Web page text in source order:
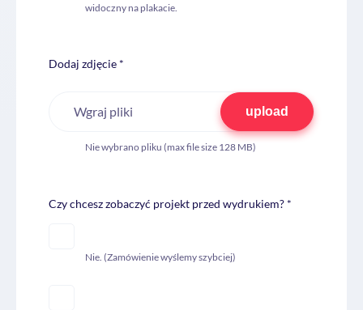
widoczny na plakacie.
Dodaj zdjęcie *
Wgraj pliki upload
Nie wybrano pliku (max file size 128 MB)
Czy chcesz zobaczyć projekt przed wydrukiem? *
Nie. (Zamówienie wyślemy szybciej)